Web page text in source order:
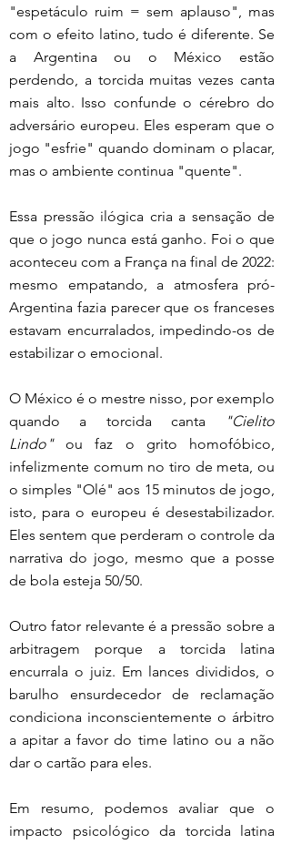
"espetáculo ruim = sem aplauso", mas
com o efeito latino, tudo é diferente. Se
a Argentina ou o México estão
perdendo, a torcida muitas vezes canta
mais alto. Isso confunde o cérebro do
adversário europeu. Eles esperam que o
jogo "esfrie" quando dominam o placar,
mas o ambiente continua "quente".
Essa pressão ilógica cria a sensação de
que o jogo nunca está ganho. Foi o que
aconteceu com a França na final de 2022:
mesmo empatando, a atmosfera pró-
Argentina fazia parecer que os franceses
estavam encurralados, impedindo-os de
estabilizar o emocional.
O México é o mestre nisso, por exemplo
quando a torcida canta
"Cielito
Lindo" ou faz o grito homofóbico,
infelizmente comum no tiro de meta, ou
o simples "Olé" aos 15 minutos de jogo,
isto, para o europeu é desestabilizador.
Eles sentem que perderam o controle da
narrativa do jogo, mesmo que a posse
de bola esteja 50/50.
Outro fator relevante é a pressão sobre a
arbitragem porque a torcida latina
encurrala o juiz. Em lances divididos, o
barulho ensurdecedor de reclamação
condiciona inconscientemente o árbitro
a apitar a favor do time latino ou a não
dar o cartão para eles.
Em resumo, podemos avaliar que o
impacto psicológico da torcida latina